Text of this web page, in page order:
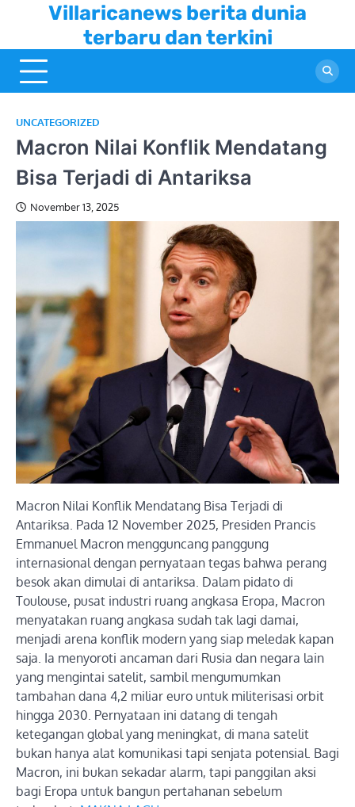
content
Villaricanews berita dunia
terbaru dan terkini
UNCATEGORIZED
Macron Nilai Konflik Mendatang
Bisa Terjadi di Antariksa
November 13, 2025
Macron Nilai Konflik Mendatang Bisa Terjadi di
Antariksa. Pada 12 November 2025, Presiden Prancis
Emmanuel Macron mengguncang panggung
internasional dengan pernyataan tegas bahwa perang
besok akan dimulai di antariksa. Dalam pidato di
Toulouse, pusat industri ruang angkasa Eropa, Macron
menyatakan ruang angkasa sudah tak lagi damai,
menjadi arena konflik modern yang siap meledak kapan
saja. Ia menyoroti ancaman dari Rusia dan negara lain
yang mengintai satelit, sambil mengumumkan
tambahan dana 4,2 miliar euro untuk militerisasi orbit
hingga 2030. Pernyataan ini datang di tengah
ketegangan global yang meningkat, di mana satelit
bukan hanya alat komunikasi tapi senjata potensial. Bagi
Macron, ini bukan sekadar alarm, tapi panggilan aksi
bagi Eropa untuk bangun pertahanan sebelum